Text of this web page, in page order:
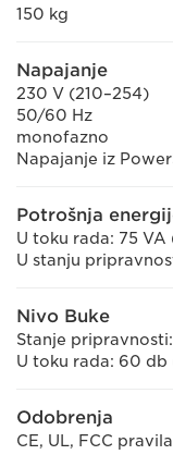
150 kg
Napajanje
230 V (210–254)
50/60 Hz
monofazno
Napajanje iz
Potrošnja
U toku rada: 75 VA
U stanju
Nivo Buke
Stanje
U toku rada: 60 db
Odobrenja
CE, UL, FCC